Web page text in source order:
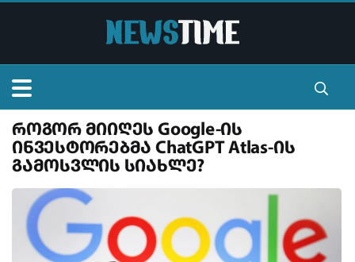
მთავარი
სიალხეები
ვიდეო
ტელევიზია
როგორ მიიღეს Google-ის
ინვესტორებმა ChatGPT Atlas-ის
გამოსვლის სიახლე?